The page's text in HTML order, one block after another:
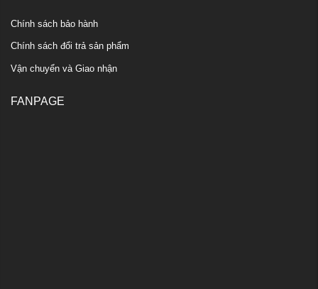
Chính sách bảo hành
Chính sách đổi trả sản phẩm
Vận chuyển và Giao nhận
FANPAGE